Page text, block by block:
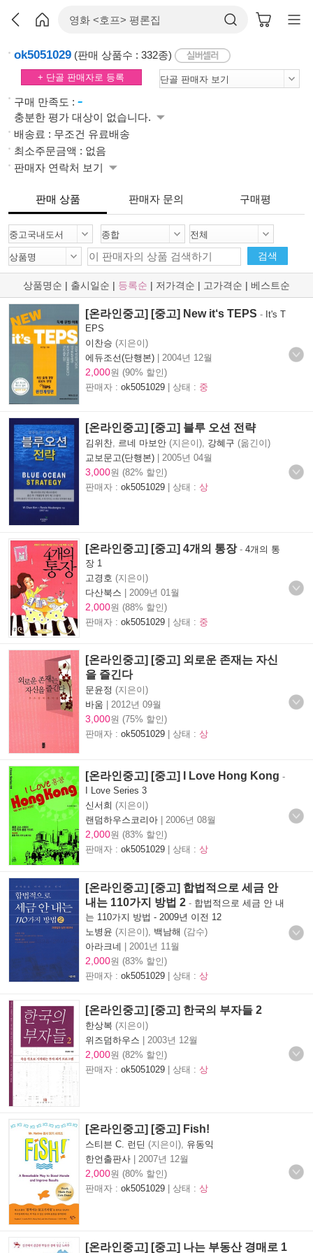
ok5051029 (판매 상품수 : 332종)
+ 단골 판매자로 등록
구매 만족도 : -
충분한 평가 대상이 없습니다.
배송료 : 무조건 유료배송
최소주문금액 : 없음
판매자 연락처 보기
판매 상품 판매자 문의 구매평
검색
상품명순 | 출시일순 | 등록순 | 저가격순 | 고가격순 | 베스트순
[온라인중고] [중고] New it‘s TEPS - It's T
EPS
이찬승 (지은이)
에듀조선(단행본) | 2004년 12월
2,000원 (90% 할인)
판매자 : ok5051029 | 상태 : 중
[온라인중고] [중고] 블루 오션 전략
김위찬 르네 마보안 (지은이), 강혜구 (옮긴이)
교보문고(단행본) | 2005년 04월
3,000원 (82% 할인)
판매자 : ok5051029 | 상태 : 상
[온라인중고] [중고] 4개의 통장- 4개의 통
장 1
고경호 (지은이)
다산북스 | 2009년 01월
2,000원 (88% 할인)
판매자 : ok5051029 | 상태 : 중
[온라인중고] [중고] 외로운 존재는 자신
을 즐긴다
문윤정 (지은이)
바움 | 2012년 09월
3,000원 (75% 할인)
판매자 : ok5051029 | 상태 : 상
[온라인중고] [중고] I Love Hong Kong -
I Love Series 3
신서희 (지은이)
랜덤하우스코리아 | 2006년 08월
2,000원 (83% 할인)
판매자 : ok5051029 | 상태 : 상
[온라인중고] [중고] 합법적으로 세금 안
내는 110가지 방법 2 - 합법적으로 세금 안 내
는 110가지 방법 - 2009년 이전 12
노병윤 (지은이), 백남해 (감수)
아라크네 | 2001년 11월
2,000원 (83% 할인)
판매자 : ok5051029 | 상태 : 상
[온라인중고] [중고] 한국의 부자들 2
한상복 (지은이)
위즈덤하우스 | 2003년 12월
2,000원 (82% 할인)
판매자 : ok5051029 | 상태 : 상
[온라인중고] [중고] Fish!
스티븐 C. 런딘 (지은이), 유동익
한언출판사 | 2007년 12월
2,000원 (80% 할인)
판매자 : ok5051029 | 상태 : 상
[온라인중고] [중고] 나는 부동산 경매로 1